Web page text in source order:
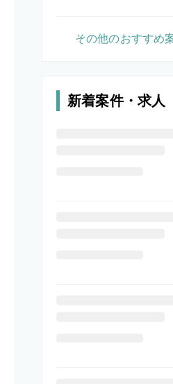
その他のおすすめ
新着案件・求人